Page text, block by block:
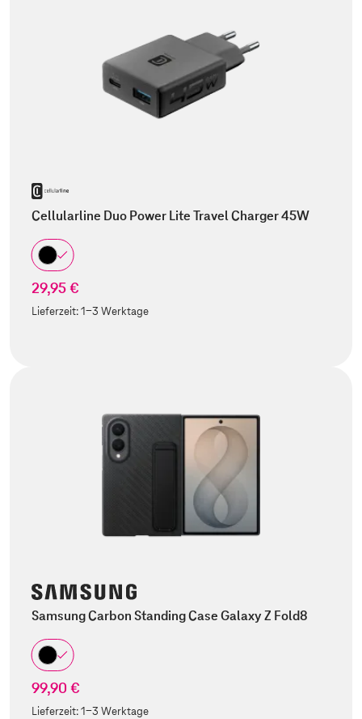
Cellularline Duo Power Lite Travel Charger 45W
29,95 €
Lieferzeit:1-3 Werktage
Samsung Carbon Standing Case Galaxy Z Fold8
99,90 €
Lieferzeit:1-3 Werktage